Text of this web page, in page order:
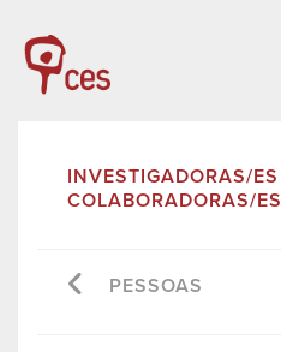
INVESTIGADORAS/ES
COLABORADORAS/ES
PESSOAS